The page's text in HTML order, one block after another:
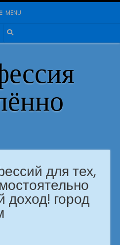
MENU
для тех,
доход! город